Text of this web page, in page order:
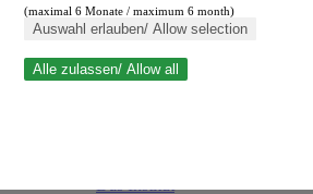
Suche schließen
(maximal 6 Monate / maximum 6 month)
Auswahl erlauben/ Allow selection
Alle zulassen/ Allow all